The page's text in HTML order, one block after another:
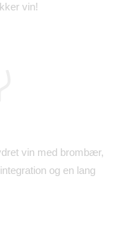
kker vin!
vin med brombær,
og en lang